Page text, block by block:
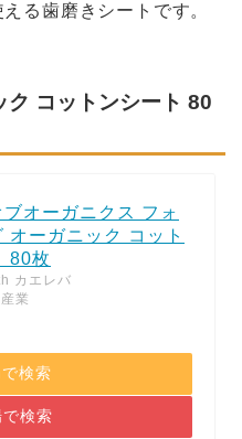
る歯磨きシートです。
ク コットンシート 80
ブオーガニクス フォ
オーガニック コット
80枚
カエレバ
業
検索
検索